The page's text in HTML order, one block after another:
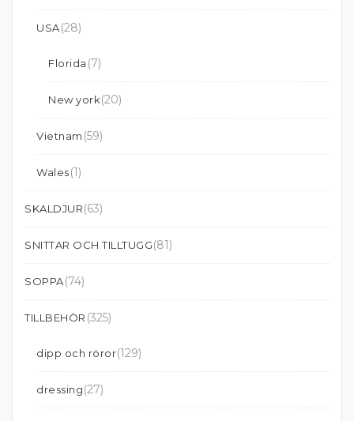
USA(28)
Florida (7)
New york(20)
Vietnam (59)
Wales(1)
SKALDJUR(63)
SNITTAR OCH TILLTUGG(81)
SOPPA(74)
TILLBEHÖR (325)
dipp och röror(129)
dressing(27)